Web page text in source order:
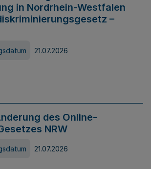
in Nordrhein-Westfalen
–
21.07.2026
des Online-
NRW
21.07.2026